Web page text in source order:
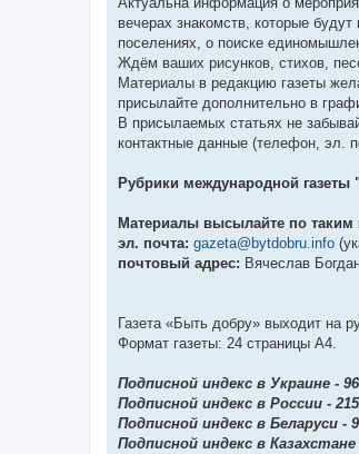
вечерах знакомств, которые
поселениях, о поиске
Ждём ваших рисунков, стихов,
Материалы в редакцию газеты
присылайте дополнительно в
В присылаемых статьях не
контактные данные (телефон, эл.
Рубрики международной
Материалы высылайте по таким
эл. почта: gazeta@bytdobru.info
почтовый адрес: Вячеслав
Газета «Быть добру» выходит на
Формат газеты: 24 страницы А4.
Подписной индекс в Украине -
Подписной индекс в России -
Подписной индекс в Беларуси -
Подписной индекс в